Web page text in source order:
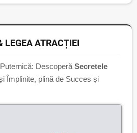
LEGEA ATRACȚIEI
DescoperăSecretele
Împlinite, plină de Succes și